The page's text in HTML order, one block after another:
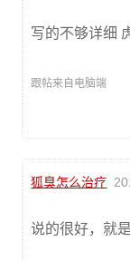
写的不够详细
跟帖来自电脑端
狐臭怎么治疗
说的很好，就